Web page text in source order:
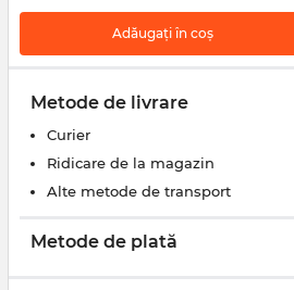
Adăugați în coș
Metode de livrare
Curier
Ridicare de la magazin
Alte metode de transport
Metode de plată